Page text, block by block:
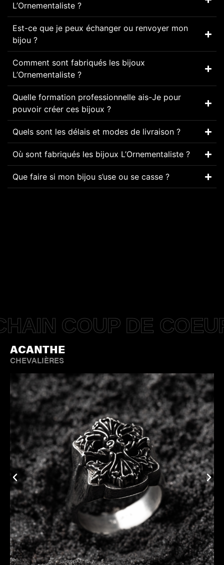
L’Ornementaliste ?
Est-ce que je peux échanger ou renvoyer mon
bijou ?
Comment sont fabriqués les bijoux
L’Ornementaliste ?
Quelle formation professionnelle ais-Je pour
pouvoir créer ces bijoux ?
Quels sont les délais et modes de livraison ?
Où sont fabriqués les bijoux L’Ornementaliste ?
Que faire si mon bijou s’use ou se casse ?
COUP DE
ACANTHE
CHEVALIÈRES